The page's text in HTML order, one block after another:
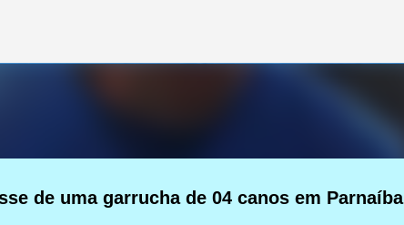
de uma garrucha de 04 canos em Parnaíba